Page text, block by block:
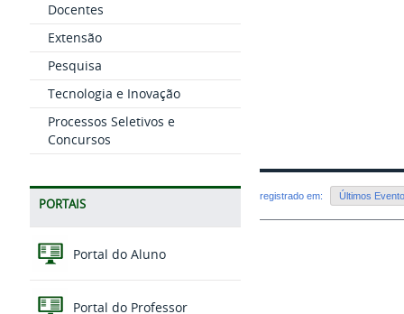
Docentes
Extensão
Pesquisa
Tecnologia e Inovação
Processos Seletivos e
Concursos
PORTAIS
Portal do Aluno
Portal do Professor
registrado em: Últimos